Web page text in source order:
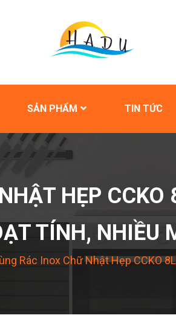
SẢN PHẨM TIN TỨC
HẸP
TÍNH, NHIỀU
Rác Inox Chữ Nhật Hẹp CCKO